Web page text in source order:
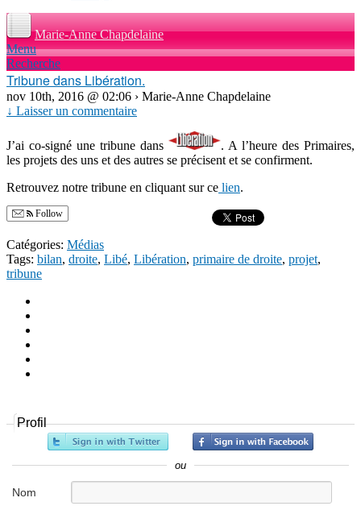
Marie-Anne Chapdelaine
Menu
Recherche
Tribune dans Libération.
nov 10th, 2016 @ 02:06 › Marie-Anne Chapdelaine
↓ Laisser un commentaire
J’ai co-signé une tribune dans
. A l’heure des Primaires,
les projets des uns et des autres se précisent et se confirment.
Retrouvez notre tribune en cliquant sur ce lien.
Follow
Catégories: Médias
Tags: bilan, droite, Libé, Libération, primaire de droite, projet,
tribune
Profil
ou
Nom